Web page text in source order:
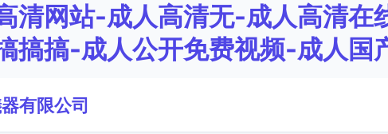
清网站-成人高清无-成人高清
搞搞-成人公开免费视频-成人国
有限公司